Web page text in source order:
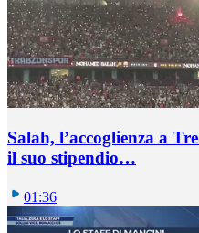
Salah, l’accoglienza a
il suo stipendio…
01:36